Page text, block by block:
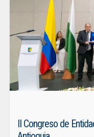
II Congreso de